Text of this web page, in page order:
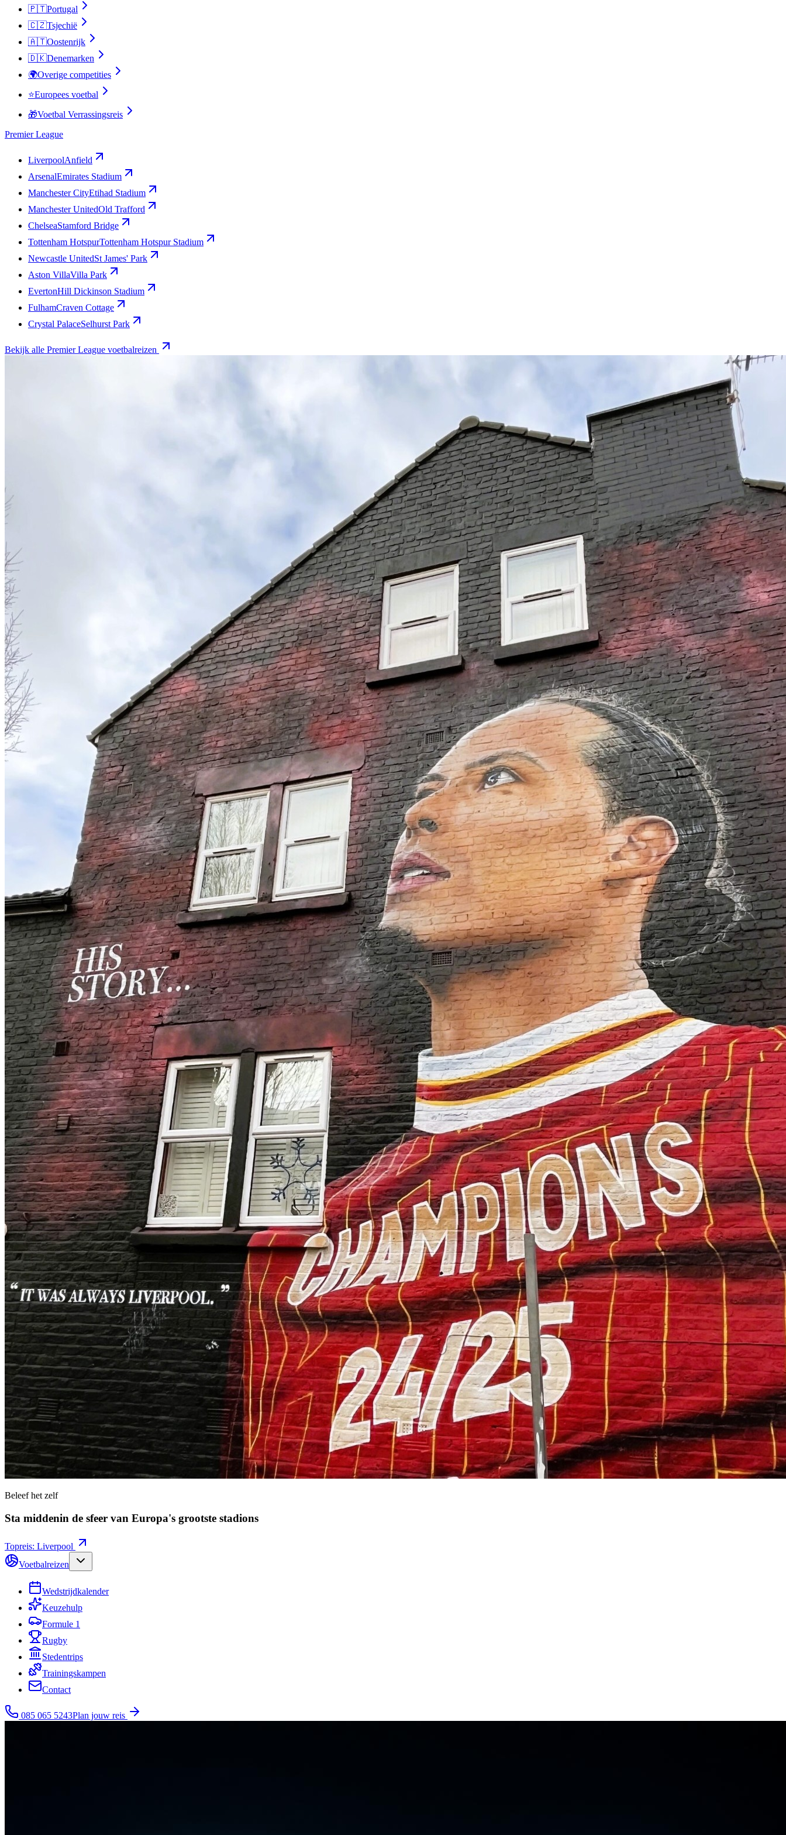
🇵🇹Portugal
🇨🇿Tsjechië
🇦🇹Oostenrijk
🇩🇰Denemarken
🌍Overige competities
⭐Europees voetbal
🎁Voetbal Verrassingsreis
Premier League
LiverpoolAnfield
ArsenalEmirates Stadium
Manchester CityEtihad Stadium
Manchester UnitedOld Trafford
ChelseaStamford Bridge
Tottenham HotspurTottenham Hotspur Stadium
Newcastle UnitedSt James' Park
Aston VillaVilla Park
EvertonHill Dickinson Stadium
FulhamCraven Cottage
Crystal PalaceSelhurst Park
Bekijk alle Premier League voetbalreizen
Beleef het zelf
Sta middenin de sfeer van Europa's grootste stadions
Topreis: Liverpool
Voetbalreizen
Wedstrijdkalender
Keuzehulp
Formule 1
Rugby
Stedentrips
Trainingskampen
Contact
085 065 5243Plan jouw reis